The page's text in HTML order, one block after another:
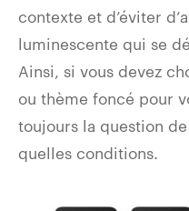
contexte et d’éviter
luminescente qui se
Ainsi, si vous devez
ou thème foncé pour
toujours la question
quelles conditions.